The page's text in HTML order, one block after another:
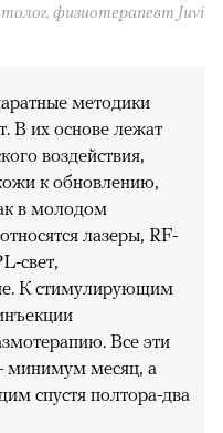
физиотерапевт Juvi
методики
В их основе лежат
воздействия,
к обновлению,
в молодом
лазеры, RF-
свет,
К стимулирующим
Все эти
минимум месяц, а
спустя полтора-два